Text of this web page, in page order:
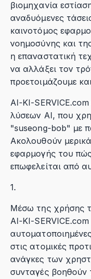
βιομηχανία
αναδυόμενες
καινοτόμος
νοημοσύνης και
η επαναστατική
να αλλάξει τον
προετοιμάζουμε
AI-KI-
λύσεων AI, που
"suseong-bob" με
Ακολουθούν
εφαρμογής του
επωφελείται από
1.
Μέσω της χρήσης
AI-KI-
στις ατομικές
ανάγκες των
συνταγές βοηθούν